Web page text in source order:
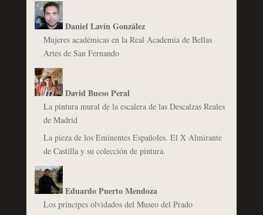
Daniel Lavín González
Mujeres académicas en la Real Academia de Bellas
Artes de San Fernando
David Bueso Peral
La pintura mural de la escalera de las Descalzas Reales
de Madrid
La pieza de los Eminentes Españoles. El X Almirante
de Castilla y su colección de pintura.
Eduardo Puerto Mendoza
Los príncipes olvidados del Museo del Prado